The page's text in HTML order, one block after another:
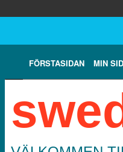
FÖRSTASIDAN MIN